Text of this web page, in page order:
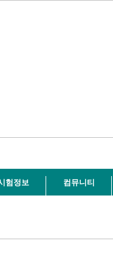
험정보 컴뮤니티